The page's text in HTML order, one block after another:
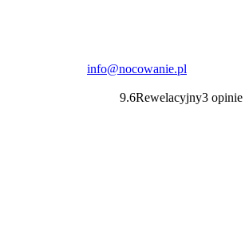
info@nocowanie.pl
9.6Rewelacyjny3 opinie